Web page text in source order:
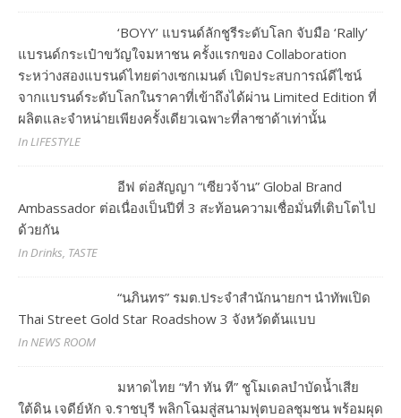
‘BOYY’ แบรนด์ลักชูรีระดับโลก จับมือ ‘Rally’
แบรนด์กระเป๋าขวัญใจมหาชน ครั้งแรกของ Collaboration
ระหว่างสองแบรนด์ไทยต่างเซกเมนต์ เปิดประสบการณ์ดีไซน์
จากแบรนด์ระดับโลกในราคาที่เข้าถึงได้ผ่าน Limited Edition ที่
ผลิตและจำหน่ายเพียงครั้งเดียวเฉพาะที่ลาซาด้าเท่านั้น
In LIFESTYLE
อีฟ ต่อสัญญา “เซียวจ้าน” Global Brand
Ambassador ต่อเนื่องเป็นปีที่ 3 สะท้อนความเชื่อมั่นที่เติบโตไป
ด้วยกัน
In Drinks, TASTE
“นภินทร” รมต.ประจำสำนักนายกฯ นำทัพเปิด
Thai Street Gold Star Roadshow 3 จังหวัดต้นแบบ
In NEWS ROOM
มหาดไทย “ทำ ทัน ที” ชูโมเดลบำบัดน้ำเสีย
ใต้ดิน เจดีย์หัก จ.ราชบุรี พลิกโฉมสู่สนามฟุตบอลชุมชน พร้อมผุด